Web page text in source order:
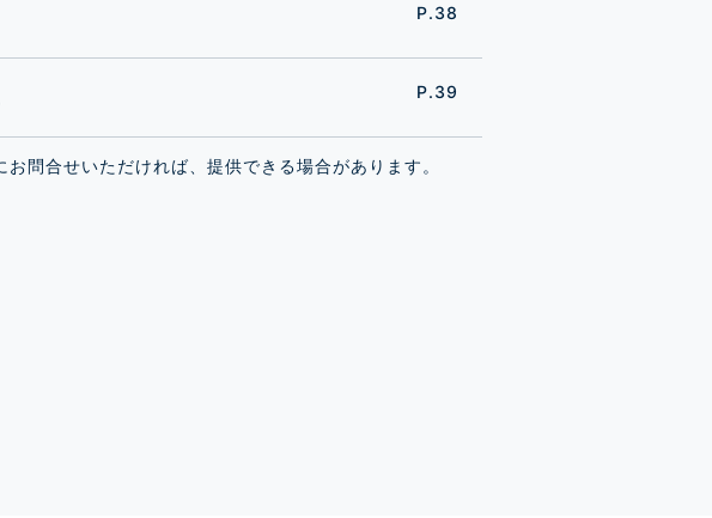
P.38
P.39
問合せいただければ、提供できる場合があります。